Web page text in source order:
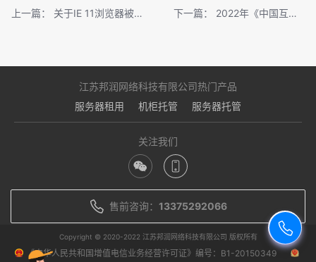
上一篇： 关于IE 11浏览器被爆安全漏洞的安全公告 下一篇： 2022年《中国互联网络发展状况统计报告》
江苏邦润网络科技有限公司热门产品
服务器租用
机柜托管 服务器托管
关注我们
售前咨询： 13375292066
Copyright © 2020-2022 江苏邦润网络科技有限公司 版权所有
《中华人民共和国增值电信业务经营许可证》编号：B1-20150349